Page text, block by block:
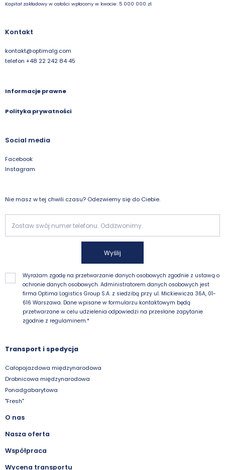
Kapitał zakładowy w całości wpłacony w kwocie: 5 000 000 zł.
Kontakt
kontakt@optimalg.com
telefon +48 22 242 84 45
Informacje prawne
Polityka prywatności
Social media
Facebook
Instagram
Nie masz w tej chwili czasu? Odezwiemy się do Ciebie.
Wyślij
Wyrażam zgodę na przetwarzanie danych osobowych zgodnie z ustawą o
ochronie danych osobowych. Administratorem danych osobowych jest
firma Optima Logistics Group S.A. z siedzibą przy ul. Mickiewicza 36A, 01-
616 Warszawa. Dane wpisane w formularzu kontaktowym będą
przetwarzane w celu udzielenia odpowiedzi na przesłane zapytanie
zgodnie z regulaminem.*
Transport i spedycja
Całopojazdowa międzynarodowa
Drobnicowa międzynarodowa
Ponadgabarytowa
"Fresh"
O nas
Nasza oferta
Współpraca
Wycena transportu